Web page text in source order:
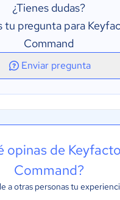
¿Tienes dudas?
tu pregunta para
Command
Enviar pregunta
opinas de
Command?
a otras personas tu